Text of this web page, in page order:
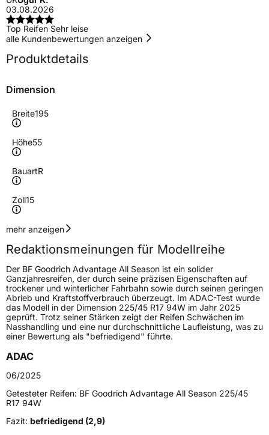
03.08.2026
Top Reifen Sehr leise
alle Kundenbewertungen anzeigen
Produktdetails
Dimension
Breite195
Höhe55
BauartR
Zoll15
Geschwindigkeitsindex
Höchstgeschwindigkeit
210 km/h
Lastindex85
Höchstlast515 kg
Gewicht (in kg)8,133 kg
Fahrzeugtyp
VerwendungGanzjahresreifen
Modellname
FahrzeugartPKW & SUV
mehr anzeigen
Redaktionsmeinungen für Modellreihe
Der BF Goodrich Advantage All Season ist ein solider
Ganzjahresreifen, der durch seine präzisen Eigenschaften auf
trockener und winterlicher Fahrbahn sowie durch seinen geringen
Abrieb und Kraftstoffverbrauch überzeugt. Im ADAC-Test wurde
das Modell in der Dimension 225/45 R17 94W im Jahr 2025
geprüft. Trotz seiner Stärken zeigt der Reifen Schwächen im
Nasshandling und eine nur durchschnittliche Laufleistung, was zu
einer Bewertung als "befriedigend" führte.
ADAC
06/2025
Getesteter Reifen: BF Goodrich Advantage All Season 225/45
R17 94W
Fazit: befriedigend (2,9)